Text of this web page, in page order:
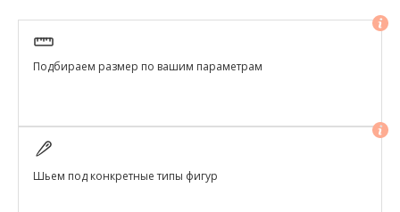
Подбираем размер по вашим параметрам
Шьем под конкретные типы фигур